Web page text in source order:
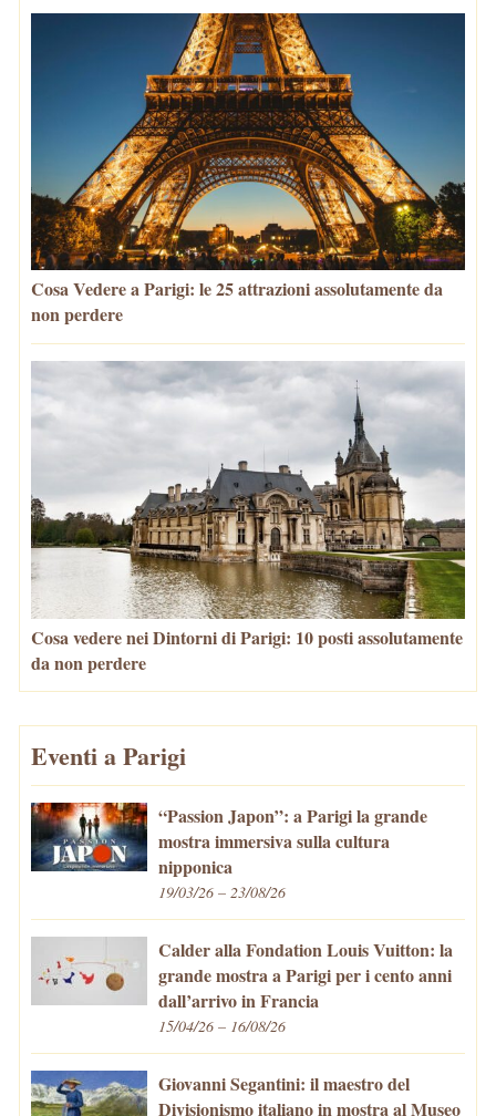
Cosa Vedere a Parigi: le 25 attrazioni assolutamente da
non perdere
Cosa vedere nei Dintorni di Parigi: 10 posti assolutamente
da non perdere
Eventi a Parigi
“Passion Japon”: a Parigi la grande
mostra immersiva sulla cultura
nipponica
19/03/26 – 23/08/26
Calder alla Fondation Louis Vuitton: la
grande mostra a Parigi per i cento anni
dall’arrivo in Francia
15/04/26 – 16/08/26
Giovanni Segantini: il maestro del
Divisionismo italiano in mostra al Museo